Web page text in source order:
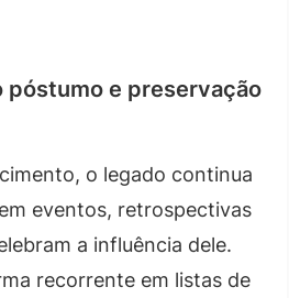
póstumo e preservação
o legado continua
eventos, retrospectivas
a influência dele.
recorrente em listas de